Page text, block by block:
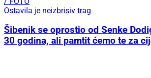
Ostavila je neizbrisiv trag
Šibenik se oprostio od Senke
30 godina, ali pamtit ćemo te za